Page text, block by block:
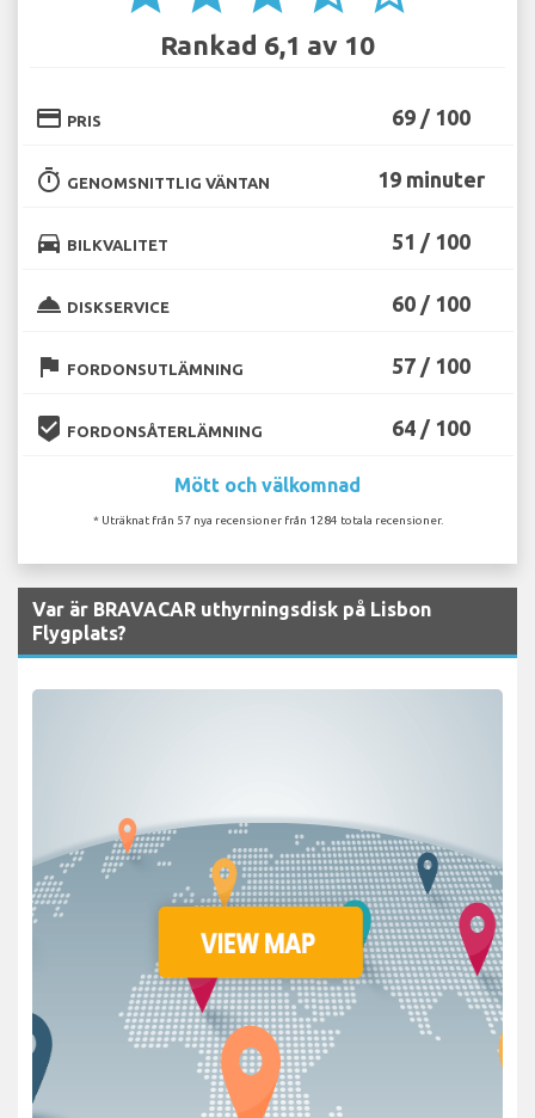
Rankad 6,1 av 10
credit_card PRIS 69 / 100
timer GENOMSNITTLIG VÄNTAN 19 minuter
directions_car BILKVALITET 51 / 100
room_service DISKSERVICE 60 / 100
flag FORDONSUTLÄMNING 57 / 100
beenhere FORDONSÅTERLÄMNING 64 / 100
Mött och välkomnad
* Uträknat från 57 nya recensioner från 1284 totala recensioner.
Var är BRAVACAR uthyrningsdisk på Lisbon
Flygplats?